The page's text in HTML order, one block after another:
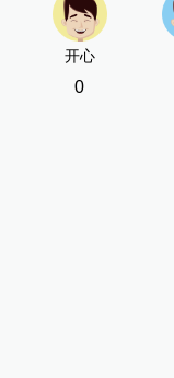
开心
0